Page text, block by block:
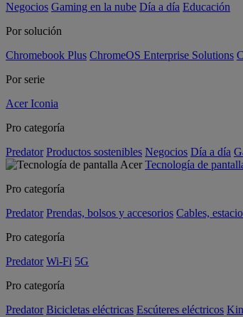
Negocios Gaming en la nube Día a día Educación
Por solución
Chromebook Plus ChromeOS Enterprise Solutions
Por serie
Acer Iconia
Pro categoría
Predator Productos sostenibles Negocios Día a día
Tecnología de
Pro categoría
Predator Prendas, bolsos y accesorios Cables,
Pro categoría
Predator Wi-Fi 5G
Pro categoría
Predator Bicicletas eléctricas Escúteres eléctricos